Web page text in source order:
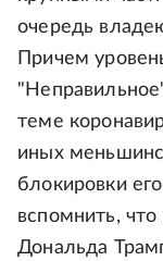
очередь
Причем
теме
иных
блокировки
вспомнить,
Дональда